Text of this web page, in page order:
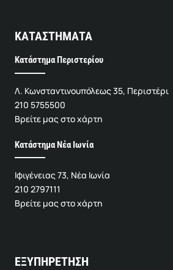
ΚΑΤΑΣΤΗΜΑΤΑ
Κατάστημα Περιστερίου
Λ. Κωνσταντινουπόλεως 35, Περιστέρι
210 5755500
Βρείτε μας στο χάρτη
Κατάστημα Νέα Ιωνία
Ιφιγένειας 73, Νέα Ιωνία
210 2797111
Βρείτε μας στο χάρτη
ΕΞΥΠΗΡΕΤΗΣΗ